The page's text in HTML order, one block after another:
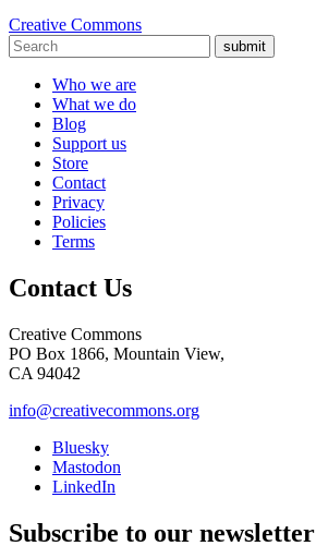
Creative Commons
submit
Who we are
What we do
Blog
Support us
Store
Contact
Privacy
Policies
Terms
Contact Us
Creative Commons
PO Box 1866, Mountain View,
CA 94042
info@creativecommons.org
Bluesky
Mastodon
LinkedIn
Subscribe to our newsletter